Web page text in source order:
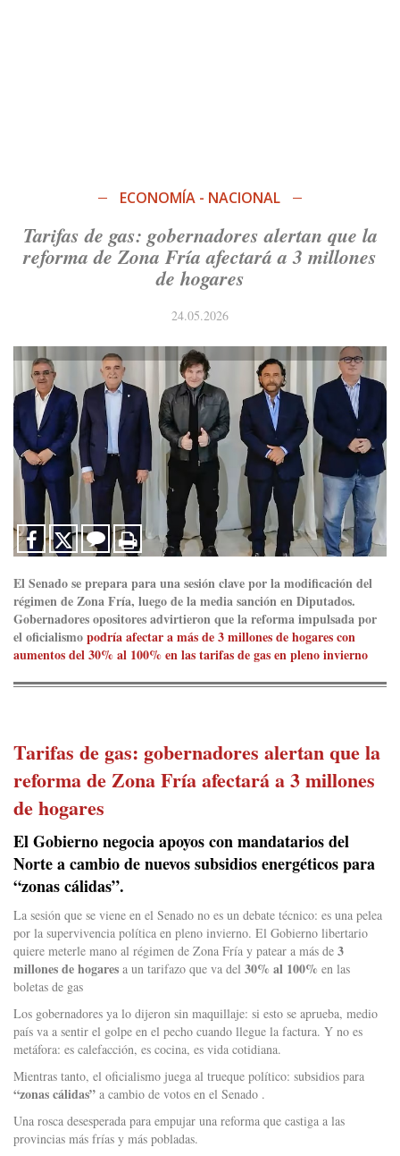
ECONOMÍA - NACIONAL
Tarifas de gas: gobernadores alertan que la
reforma de Zona Fría afectará a 3 millones
de hogares
24.05.2026
El Senado se prepara para una sesión clave por la modificación del
régimen de Zona Fría, luego de la media sanción en Diputados.
Gobernadores opositores advirtieron que la reforma impulsada por
el oficialismopodría afectar a más de 3 millones de hogares con
aumentos del 30% al 100% en las tarifas de gas en pleno invierno
Tarifas de gas: gobernadores alertan que la
reforma de Zona Fría afectará a 3 millones
de hogares
El Gobierno negocia apoyos con mandatarios del
Norte a cambio de nuevos subsidios energéticos para
“zonas cálidas”.
La sesión que se viene en el Senado no es un debate técnico: es una pelea
por la supervivencia política en pleno invierno. El Gobierno libertario
quiere meterle mano al régimen de Zona Fría y patear a más de 3
millones de hogares a un tarifazo que va del 30% al 100% en las
boletas de gas
Los gobernadores ya lo dijeron sin maquillaje: si esto se aprueba, medio
país va a sentir el golpe en el pecho cuando llegue la factura. Y no es
metáfora: es calefacción, es cocina, es vida cotidiana.
Mientras tanto, el oficialismo juega al trueque político: subsidios para
“zonas cálidas” a cambio de votos en el Senado .
Una rosca desesperada para empujar una reforma que castiga a las
provincias más frías y más pobladas.